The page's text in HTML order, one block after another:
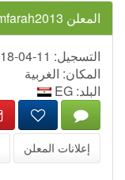
المعلن omfarah2013
التسجيل: 11-04-2018
المكان: الغربية
البلد: EG
إعلانات المعلن